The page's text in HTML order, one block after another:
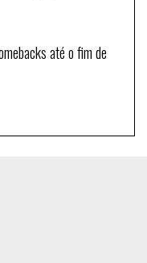
até o fim de